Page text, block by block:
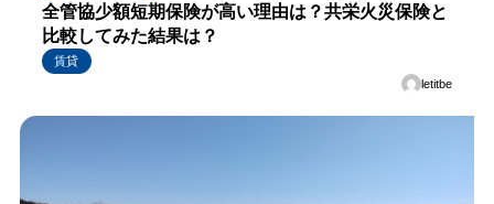
全管協少額短期保険が高い理由は？共栄火災保険と
比較してみた結果は？
賃貸
letitbe